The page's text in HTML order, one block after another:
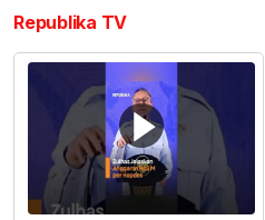
Republika TV